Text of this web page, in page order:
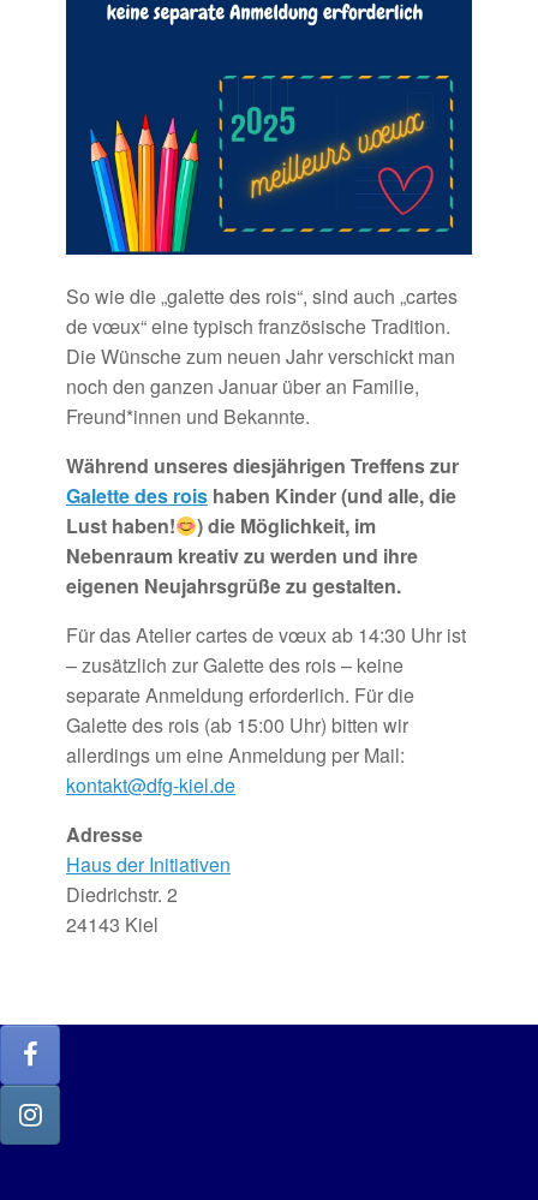
So wie die „galette des rois“, sind auch „cartes
devœux“ einetypisch französische Tradition.
Die Wünsche zum neuen Jahr verschickt man
noch den ganzen Januar über an Familie,
Freund*innen und Bekannte.
Während unseres diesjährigen Treffens zur
Galette des rois haben Kinder (und alle, die
Lust haben!
) die Möglichkeit, im
Nebenraum kreativ zu werden und ihre
eigenen Neujahrsgrüße zu gestalten.
Für das Atelier cartesdevœuxab 14:30 Uhr ist
– zusätzlich zur Galette des rois – keine
separate Anmeldung erforderlich. Für die
Galette des rois (ab 15:00 Uhr) bitten wir
allerdings um eine Anmeldung per Mail:
kontakt@dfg-kiel.de
Adresse
Haus der Initiativen
Diedrichstr. 2
24143 Kiel